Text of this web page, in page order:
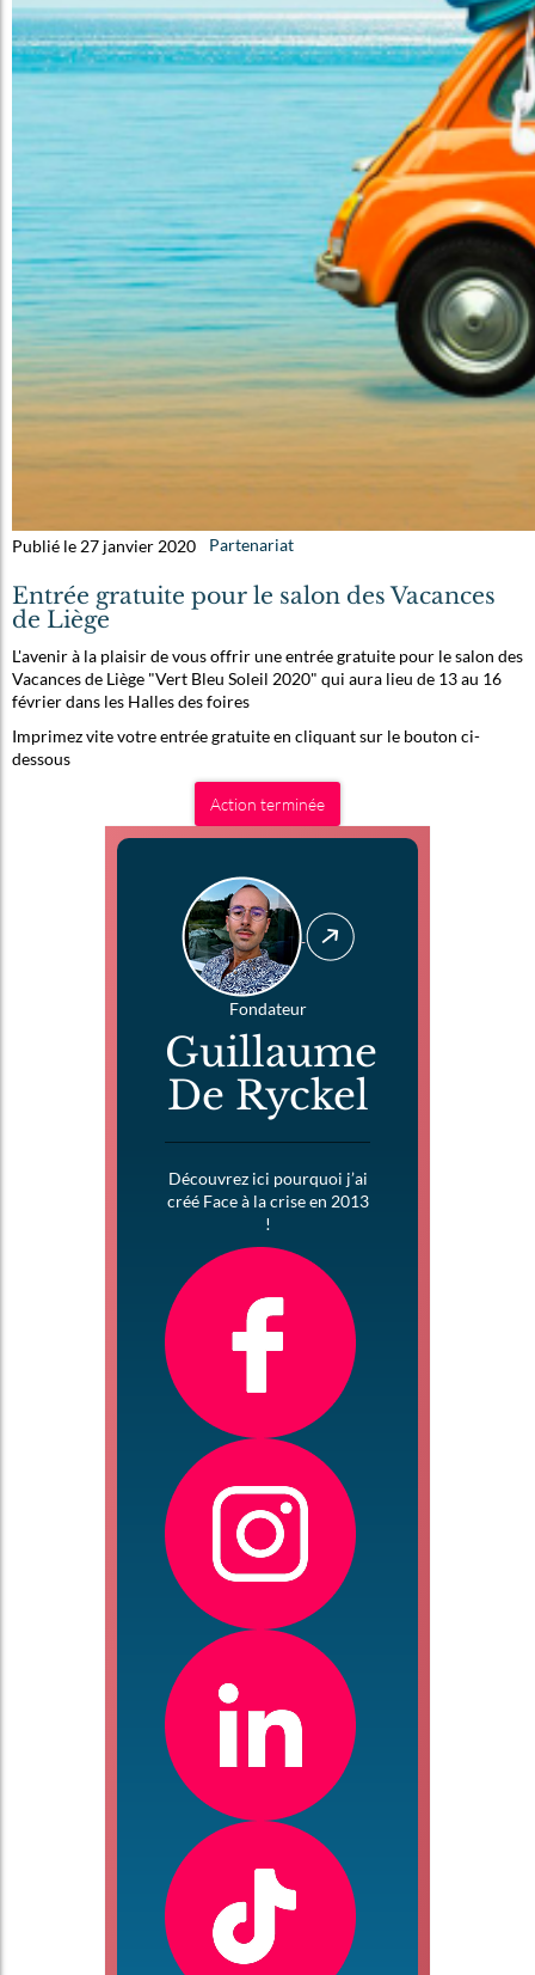
Publié le 27 janvier 2020 Partenariat
Entrée gratuite pour le salon des Vacances
de Liège
L'avenir à la plaisir de vous offrir une entrée gratuite pour le salon des
Vacances de Liège "Vert Bleu Soleil 2020" qui aura lieu de 13 au 16
février dans les Halles des foires
Imprimez vite votre entrée gratuite en cliquant sur le bouton ci-
dessous
Action terminée
Fondateur
Guillaume
De Ryckel
Découvrez ici pourquoi j’ai
créé Face à la crise en 2013
!